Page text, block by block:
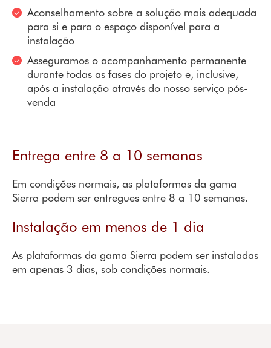
Aconselhamento sobre a solução mais adequada
para si e para o espaço disponível para a
instalação
Asseguramos o acompanhamento permanente
durante todas as fases do projeto e, inclusive,
após a instalação através do nosso serviço pós-
venda
Entrega entre 8 a 10 semanas
Em condições normais, as plataformas da gama
Sierra podem ser entregues entre 8 a 10 semanas.
Instalação em menos de 1 dia
As plataformas da gama Sierra podem ser instaladas
em apenas 3 dias, sob condições normais.